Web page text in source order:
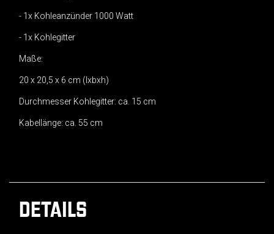
- 1x Kohleanzünder 1000 Watt
- 1x Kohlegitter
Maße:
20 x 20,5 x 6 cm (lxbxh)
Durchmesser Kohlegitter: ca. 15 cm
Kabellänge: ca. 55 cm
DETAILS